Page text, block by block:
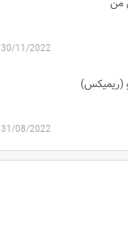
من
30/11/2022
(ریمیکس)
31/08/2022